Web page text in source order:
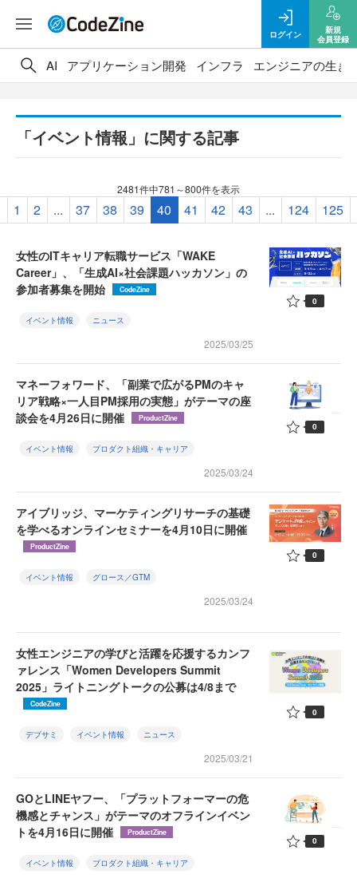
ログイン
新規
会員登録
AI アプリケーション開発 インフラ エンジニアの生き
「イベント情報」に関する記事
2481件中781～800件を表示
1 2 ... 37 38 39 40 41 42 43 ... 124 125
女性のITキャリア転職サービス「WAKE
Career」、「生成AI×社会課題ハッカソン」の
参加者募集を開始
CodeZine
イベント情報 ニュース
2025/03/25
0
マネーフォワード、「副業で広がるPMのキャ
リア戦略×一人目PM採用の実態」がテーマの座
談会を4月26日に開催
ProductZine
イベント情報 プロダクト組織・キャリア
2025/03/24
0
アイブリッジ、マーケティングリサーチの基礎
を学べるオンラインセミナーを4月10日に開催
ProductZine
イベント情報 グロース／GTM
2025/03/24
0
女性エンジニアの学びと活躍を応援するカンフ
ァレンス「Women Developers Summit
2025」ライトニングトークの公募は4/8まで
CodeZine
デブサミ イベント情報 ニュース
2025/03/21
0
GOとLINEヤフー、「プラットフォーマーの危
機感とチャンス」がテーマのオフラインイベン
トを4月16日に開催
ProductZine
イベント情報 プロダクト組織・キャリア
0